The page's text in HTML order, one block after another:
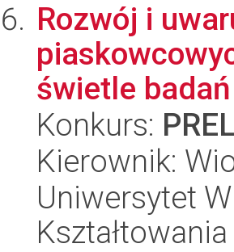
Rozwój i
świetle
Konkurs:
Kierownik:
Uniwersytet